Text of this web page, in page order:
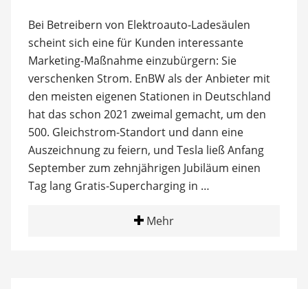
Bei Betreibern von Elektroauto-Ladesäulen
scheint sich eine für Kunden interessante
Marketing-Maßnahme einzubürgern: Sie
verschenken Strom. EnBW als der Anbieter mit
den meisten eigenen Stationen in Deutschland
hat das schon 2021 zweimal gemacht, um den
500. Gleichstrom-Standort und dann eine
Auszeichnung zu feiern, und Tesla ließ Anfang
September zum zehnjährigen Jubiläum einen
Tag lang Gratis-Supercharging in …
Mehr